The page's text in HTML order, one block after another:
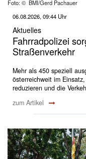
Foto: © BMI/Gerd Pachauer
06.08.2026, 09:44 Uhr
Aktuelles
Fahrradpolizei
Straßenverkehr
Mehr als 450 speziell
österreichweit im
reduzieren und die
zum Artikel